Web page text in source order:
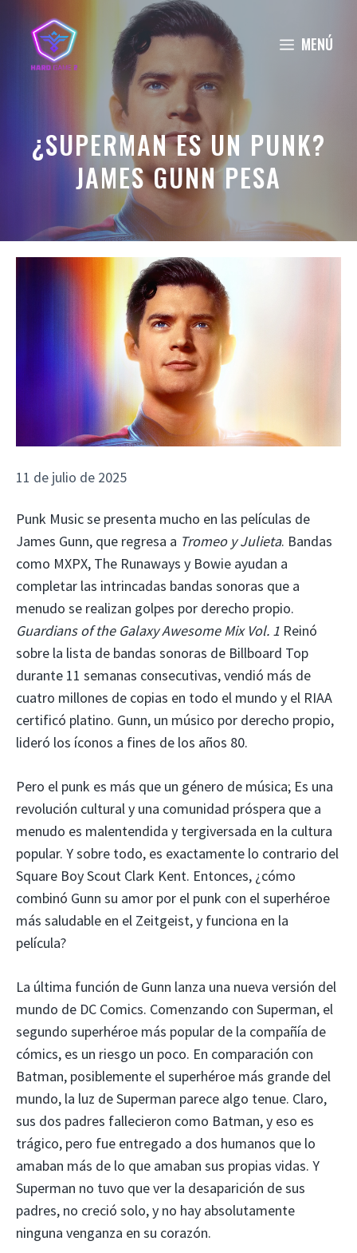
contenido
MENÚ
¿SUPERMAN ES UN PUNK?
JAMES GUNN PESA
11 de julio de 2025
Punk Music se presenta mucho en las películas de
James Gunn, que regresa a Tromeo y Julieta. Bandas
como MXPX, The Runaways y Bowie ayudan a
completar las intrincadas bandas sonoras que a
menudo se realizan golpes por derecho propio.
Guardians of the Galaxy Awesome Mix Vol. 1 Reinó
sobre la lista de bandas sonoras de Billboard Top
durante 11 semanas consecutivas, vendió más de
cuatro millones de copias en todo el mundo y el RIAA
certificó platino. Gunn, un músico por derecho propio,
lideró los íconos a fines de los años 80.
Pero el punk es más que un género de música; Es una
revolución cultural y una comunidad próspera que a
menudo es malentendida y tergiversada en la cultura
popular. Y sobre todo, es exactamente lo contrario del
Square Boy Scout Clark Kent. Entonces, ¿cómo
combinó Gunn su amor por el punk con el superhéroe
más saludable en el Zeitgeist, y funciona en la
película?
La última función de Gunn lanza una nueva versión del
mundo de DC Comics. Comenzando con Superman, el
segundo superhéroe más popular de la compañía de
cómics, es un riesgo un poco. En comparación con
Batman, posiblemente el superhéroe más grande del
mundo, la luz de Superman parece algo tenue. Claro,
sus dos padres fallecieron como Batman, y eso es
trágico, pero fue entregado a dos humanos que lo
amaban más de lo que amaban sus propias vidas. Y
Superman no tuvo que ver la desaparición de sus
padres, no creció solo, y no hay absolutamente
ninguna venganza en su corazón.